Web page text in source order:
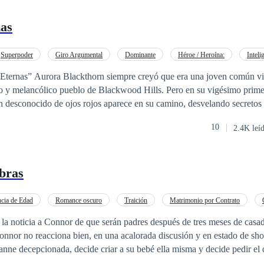
Superpoder Giro Argumental Dominante Héroe / Heroína:
común viviendo una vida
y melancólico pueblo de Blackwood Hills. Pero en su vigésimo
desconocido de ojos rojos aparece en su camino, desvelando secretos
fue sellado para protegerla de fuerzas oscuras que aniquilaron a
no será sencilla: la Orden de la Sangre Negra, una organización
acechan desde las sombras, descubrir la verdad sobre su linaje y
una lucha que no solo pondrá en juego sus vidas, sino también el
Aurora deberá decidir
está dispuesta a abrazar su destino… incluso si eso significa perder
10 2.4K
de Edad Romance oscuro Traición Matrimonio por Contrato
noticia a Connor de que serán padres después de tres meses de
no reacciona bien, en una acalorada discusión y en estado de
decepcionada, decide criar a su bebé ella misma y decide pedir